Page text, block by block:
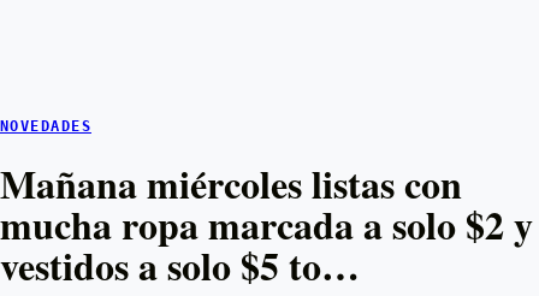
NOVEDADES
Mañana miércoles listas con
mucha ropa marcada a solo $2 y
vestidos a solo $5 to…